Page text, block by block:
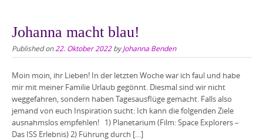
Johanna macht blau!
Published on22. Oktober 2022byJohanna Benden
Moin moin, ihr Lieben! In der letzten Woche war ich faul und habe
mir mit meiner Familie Urlaub gegönnt. Diesmal sind wir nicht
weggefahren, sondern haben Tagesausflüge gemacht. Falls also
jemand von euch Inspiration sucht: Ich kann die folgenden Ziele
ausnahmslos empfehlen! 1) Planetarium (Film: Space Explorers –
Das ISS Erlebnis) 2) Führung durch […]